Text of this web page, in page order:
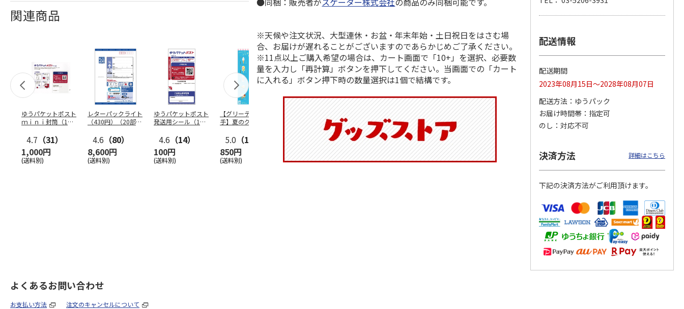
関連商品
ゆうパケットポスト
ｍｉｎｉ封筒（1個
4.7 （31）
1,000円
(送料別)
レターパックライト
（430円）（20部セ
4.6 （80）
8,600円
(送料別)
ゆうパケットポスト
発送用シール（1個
4.6 （14）
100円
(送料別)
【グリーティング切
手】夏のグリーティ
5.0 （10）
850円
(送料別)
【グリーティング切
手】夏のグリーティ
ング（110円）
5.0
（17）
1,100円
(送料別)
レターパックプラス
（600円）（20部セ
ット）
4.8（24）
12,000円
(送料別)
＜お中元＞新つぶら
なオールスターズ
4.8（191）
3,780円
(送料・税込)
【グリーティング切
5.0
1,100円
(送料別)
【グリーティング切
手】グリーティング
（シンプル）（110
5,500円
(送料別)
11,000円
(送料別)
※天候や注文状況、大型連休・お盆・年末年始・土日祝日をはさむ場
合、お届けが遅れることがございますのであらかじめご了承ください。
※11点以上ご購入希望の場合は、カート画面で「10+」を選択、必要数
量を入力し「再計算」ボタンを押下してください。当画面での「カート
に入れる」ボタン押下時の数量選択は1個で結構です。
配送情報
配送期間
2023年08月15日～2028年08月07日
配送方法
ゆうパック
お届け時間帯
指定可
のし
対応不可
決済方法 詳細はこちら
下記の決済方法がご利用頂けます。
よくあるお問い合わせ
お支払い方法 注文のキャンセルについて